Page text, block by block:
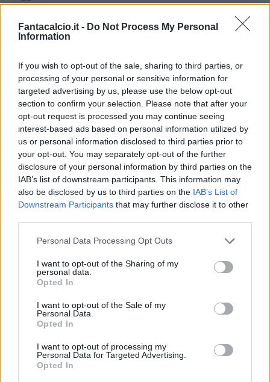
Fantacalcio.it - Do Not Process My Personal
Information
If you wish to opt-out of the sale, sharing to third parties, or
processing of your personal or sensitive information for
targeted advertising by us, please use the below opt-out
section to confirm your selection. Please note that after your
opt-out request is processed you may continue seeing
interest-based ads based on personal information utilized by
us or personal information disclosed to third parties prior to
your opt-out. You may separately opt-out of the further
disclosure of your personal information by third parties on the
IAB’s list of downstream participants. This information may
also be disclosed by us to third parties on the IAB’s List of
Downstream Participants that may further disclose it to other
Personal Data Processing Opt Outs
I want to opt-out of the Sharing of my
personal data.
Opted In
I want to opt-out of the Sale of my
Personal Data.
Opted In
I want to opt-out of processing my
Personal Data for Targeted Advertising.
Opted In
Classic Mantra
Riepilogo stagione
Titolare 31 - 81 %
Entrato 5 - 13%
Infortunato 0 - 0
Inutilizzato 2 - 5%
Scarica riepilogo